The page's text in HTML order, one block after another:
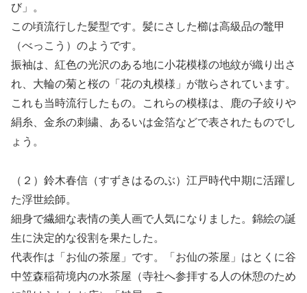
び」。
この頃流行した髪型です。髪にさした櫛は高級品の鼈甲
（べっこう）のようです。
振袖は、紅色の光沢のある地に小花模様の地紋が織り出さ
れ、大輪の菊と桜の「花の丸模様」が散らされています。
これも当時流行したもの。これらの模様は、鹿の子絞りや
絹糸、金糸の刺繍、あるいは金箔などで表されたものでし
ょう。
（２）鈴木春信（すずきはるのぶ）江戸時代中期に活躍し
た浮世絵師。
細身で繊細な表情の美人画で人気になりました。錦絵の誕
生に決定的な役割を果たした。
代表作は「お仙の茶屋」です。「お仙の茶屋」はとくに谷
中笠森稲荷境内の水茶屋（寺社へ参拝する人の休憩のため